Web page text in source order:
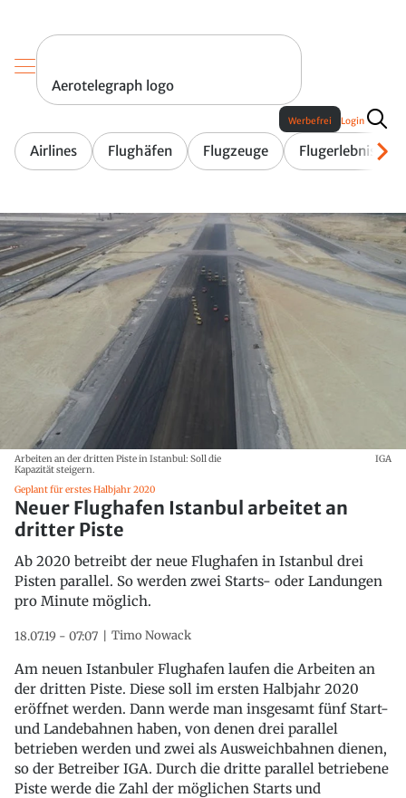
Aerotelegraph logo
Airlines Flughäfen Flugzeuge Flugerlebnis
Werbefrei Login
Arbeiten an der dritten Piste in Istanbul: Soll die
Kapazität steigern.
IGA
Geplant für erstes Halbjahr 2020
Neuer Flughafen Istanbul arbeitet an
dritter Piste
Ab 2020 betreibt der neue Flughafen in Istanbul drei
Pisten parallel. So werden zwei Starts- oder Landungen
pro Minute möglich.
18.07.19 - 07:07 Timo Nowack
Am neuen Istanbuler Flughafen laufen die Arbeiten an
der dritten Piste. Diese soll im ersten Halbjahr 2020
eröffnet werden. Dann werde man insgesamt fünf Start-
und Landebahnen haben, von denen drei parallel
betrieben werden und zwei als Ausweichbahnen dienen,
so der Betreiber IGA. Durch die dritte parallel betriebene
Piste werde die Zahl der möglichen Starts und